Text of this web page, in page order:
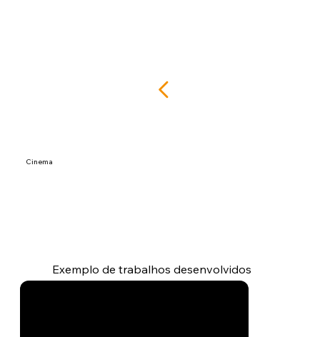
Cinema
Exemplo de trabalhos desenvolvidos